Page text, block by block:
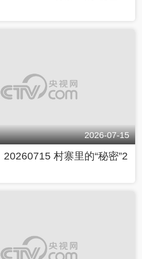
2026-07-15
20260715 村寨里的“秘密”2